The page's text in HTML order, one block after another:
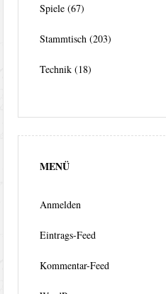
Spiele (67)
Stammtisch (203)
Technik (18)
MENÜ
Anmelden
Eintrags-Feed
Kommentar-Feed